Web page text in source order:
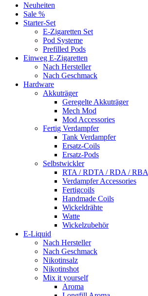
Neuheiten
Sale %
Starter-Set
E-Zigaretten Set
Pod Systeme
Prefilled Pods
Einweg E-Zigaretten
Nach Hersteller
Nach Geschmack
Hardware
Akkuträger
Geregelte Akkuträger
Mech Mod
Mod Accessories
Fertig Verdampfer
Tank Verdampfer
Ersatz-Coils
Ersatz-Pods
Selbstwickler
RTA / RDTA / RDA / RBA
Verdampfer Accessories
Fertigcoils
Handmade Coils
Wickeldrähte
Watte
Wickelzubehör
E-Liquid
Nach Hersteller
Nach Geschmack
Nikotinsalz
Nikotinshot
Mix it yourself
Aroma